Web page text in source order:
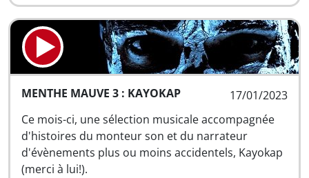
17/01/2023
MENTHE MAUVE 3 : KAYOKAP
Ce mois-ci, une sélection musicale accompagnée
d'histoires du monteur son et du narrateur
d'évènements plus ou moins accidentels, Kayokap
(merci à lui!).